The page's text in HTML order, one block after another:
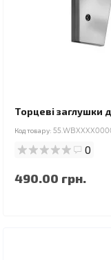
Торцеві заглушки
Код товару:
0
490.00 грн.